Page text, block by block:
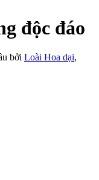
độc đáo
bởi Loài Hoa dại,